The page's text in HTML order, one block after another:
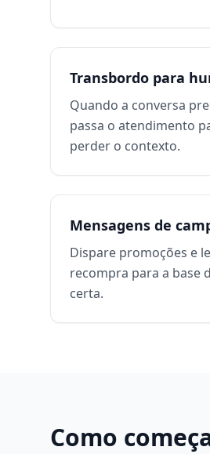
Transbordo para
Quando a conversa
passa o atendimento
perder o contexto.
Mensagens de
Dispare promoções e
recompra para a base
certa.
Como